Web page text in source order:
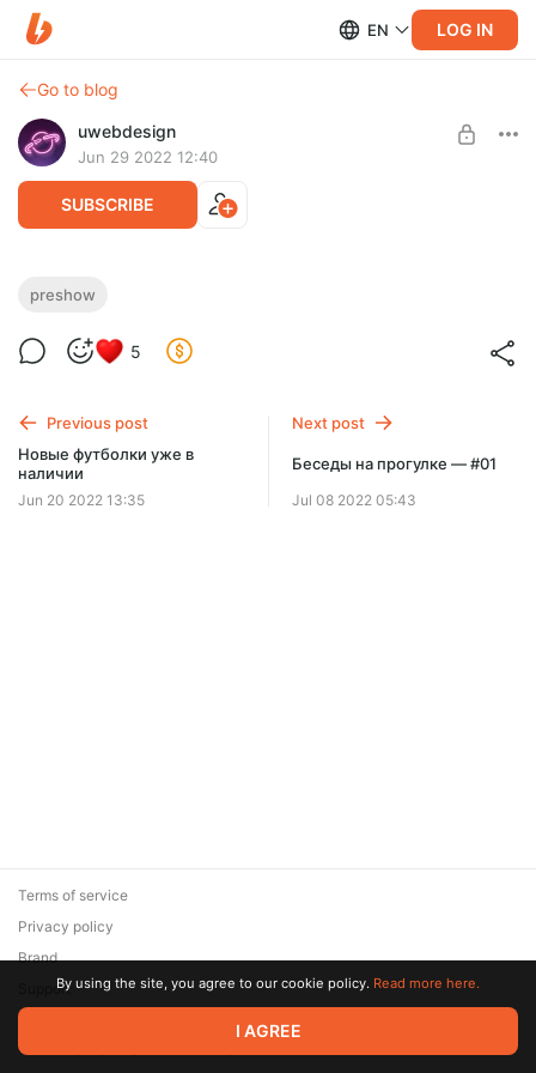
EN LOG IN
Go to blog
uwebdesign
Jun 29 2022 12:40
SUBSCRIBE
[BONUS] Суровый веб. Прешоу #252
Ребята вспоминают как ездили в США, а Саня вспоминает
как учился в Германии. Еще обсуждали типы наушников
Закрытый чат + прешоу
preshow
5
Previous post
Новые футболки уже в
наличии
Jun 20 2022 13:35
Next post
Беседы на прогулке — #01
Jul 08 2022 05:43
© 2026 Zaya Solutions Limited. All rights reserved. All trademarks
are the property of their respective owners.
Terms of service
Privacy policy
Brand
SupportBy using the site, you agree to our cookie policy. Read more here.
I AGREE